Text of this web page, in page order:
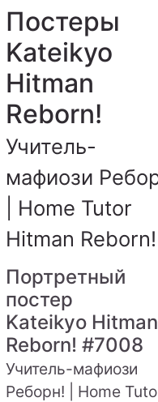
Постеры
Kateikyo
Hitman
Reborn!
Учитель-
мафиози
| Home Tutor
Hitman Reborn!
Портретный
постер
Kateikyo Hitman
Reborn! #7008
Учитель-мафиози
Реборн! | Home